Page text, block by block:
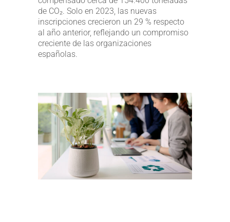
de CO₂. Solo en 2023, las nuevas
inscripciones crecieron un 29 % respecto
al año anterior, reflejando un compromiso
creciente de las organizaciones
españolas.